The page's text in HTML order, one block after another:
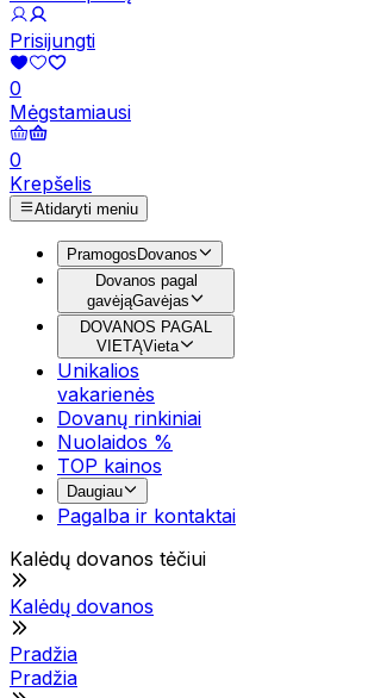
Prisijungti
0
Mėgstamiausi
0
Krepšelis
Atidaryti meniu
Pramogos Dovanos
Dovanos pagal
gavėjąGavėjas
DOVANOS PAGAL
VIETĄVieta
Unikalios
vakarienės
Dovanų rinkiniai
Nuolaidos %
TOP kainos
Daugiau
Pagalba ir kontaktai
Kalėdų dovanos tėčiui
Kalėdų dovanos
Pradžia
Pradžia